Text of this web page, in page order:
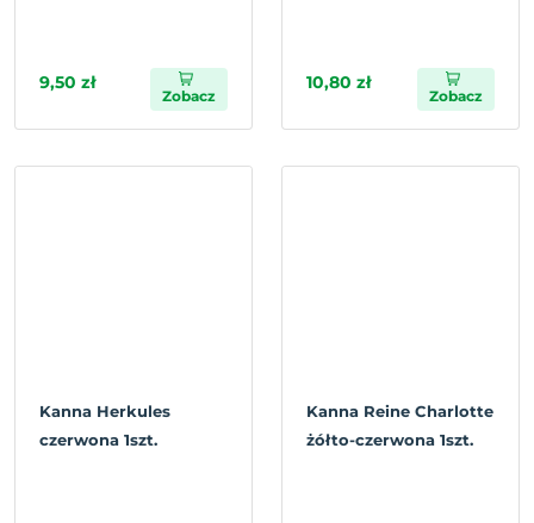
9,50 zł
Zobacz
10,80 zł
Zobacz
Kanna Herkules
czerwona 1szt.
Kanna Reine Charlotte
żółto-czerwona 1szt.